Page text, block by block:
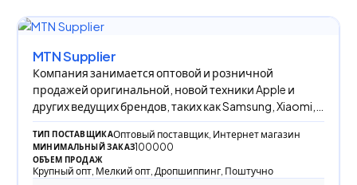
MTN Supplier
Компания занимается оптовой и розничной
продажей оригинальной, новой техники Apple и
других ведущих брендов, таких как Samsung, Xiaomi,
Hono
ТИП ПОСТАВЩИКАОптовый поставщик, Интернет магазин
МИНИМАЛЬНЫЙ ЗАКАЗ100000
ОБЪЕМ ПРОДАЖ
Крупный опт, Мелкий опт, Дропшиппинг, Поштучно